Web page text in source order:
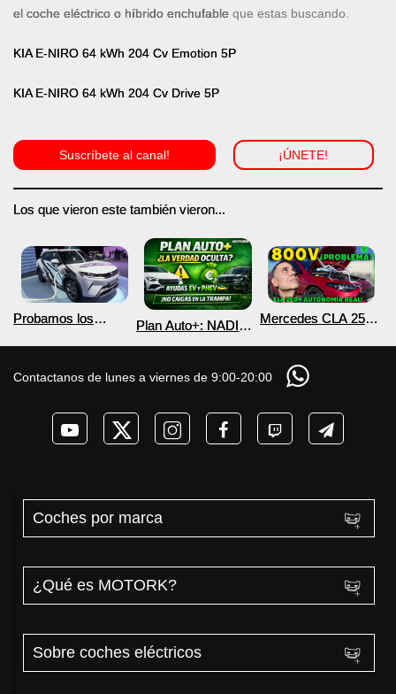
el coche eléctrico o híbrido enchufable que estas buscando.
KIA E-NIRO 64 kWh 204 Cv Emotion 5P
KIA E-NIRO 64 kWh 204 Cv Drive 5P
Suscríbete al canal! ¡ÚNETE!
Los que vieron este también vieron...
Probamos los
DM-i y EV con más
Plan Auto+: NADIE
coches eléctricos y
PHEV 2026
Mercedes CLA 250+
COCHE que NO lo
necesita? PRUEBA
de AUTONOMÍA
Contactanos de lunes a viernes de 9:00-20:00
Coches por marca
¿Qué es MOTORK?
Sobre coches eléctricos